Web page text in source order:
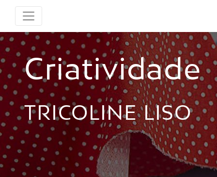
Criatividade
TRICOLINE LISO